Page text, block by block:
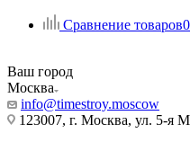
Сравнение товаров0
Ваш город
Москва
info@timestroy.moscow
123007, г. Москва, ул. 5-я